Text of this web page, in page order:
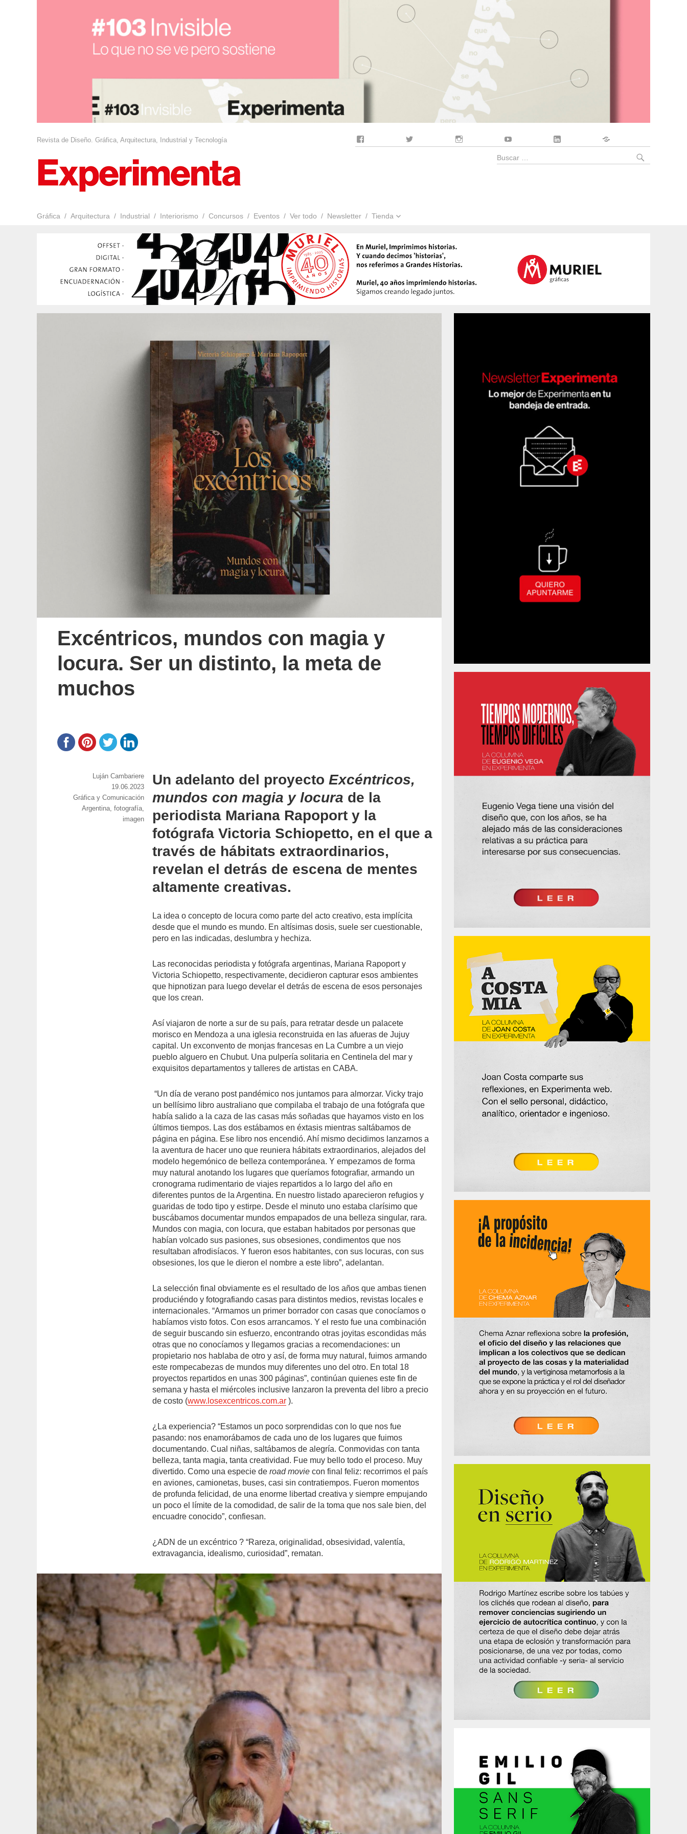
Revista de Diseño. Gráfica, Arquitectura, Industrial y Tecnología
Gráfica Arquitectura Industrial Interiorismo Concursos Eventos Ver todo Newsletter Tienda
Buscar
Excéntricos, mundos con magia y
locura. Ser un distinto, la meta de
muchos
Un adelanto del proyectoExcéntricos,
mundos con magia y locura de la
periodista Mariana Rapoport y la
fotógrafa Victoria Schiopetto, en el que a
través de hábitats extraordinarios,
revelan el detrás de escena de mentes
altamente creativas.
La idea o concepto de locura como parte del acto creativo, esta implícita
desde que el mundo es mundo. En altísimas dosis, suele ser cuestionable,
pero en las indicadas, deslumbra y hechiza.
Las reconocidas periodista y fotógrafa argentinas, Mariana Rapoport y
Victoria Schiopetto, respectivamente, decidieron capturar esos ambientes
que hipnotizan para luego develar el detrás de escena de esos personajes
que los crean.
Así viajaron de norte a sur de su país, para retratar desde un palacete
morisco en Mendoza a una iglesia reconstruida en las afueras de Jujuy
capital. Un exconvento de monjas francesas en La Cumbre a un viejo
pueblo alguero en Chubut. Una pulpería solitaria en Centinela del mar y
exquisitos departamentos y talleres de artistas en CABA.
“Un día de verano post pandémico nos juntamos para almorzar. Vicky trajo
un bellísimo libro australiano que compilaba el trabajo de una fotógrafa que
había salido a la caza de las casas más soñadas que hayamos visto en los
últimos tiempos. Las dos estábamos en éxtasis mientras saltábamos de
página en página. Ese libro nos encendió. Ahí mismo decidimos lanzarnos a
la aventura de hacer uno que reuniera hábitats extraordinarios, alejados del
modelo hegemónico de belleza contemporánea. Y empezamos de forma
muy natural anotando los lugares que queríamos fotografiar, armando un
cronograma rudimentario de viajes repartidos a lo largo del año en
diferentes puntos de la Argentina. En nuestro listado aparecieron refugios y
guaridas de todo tipo y estirpe. Desde el minuto uno estaba clarísimo que
buscábamos documentar mundos empapados de una belleza singular, rara.
Mundos con magia, con locura, que estaban habitados por personas que
habían volcado sus pasiones, sus obsesiones, condimentos que nos
resultaban afrodisíacos. Y fueron esos habitantes, con sus locuras, con sus
obsesiones, los que le dieron el nombre a este libro”, adelantan.
La selección final obviamente es el resultado de los años que ambas tienen
produciéndo y fotografiando casas para distintos medios, revistas locales e
internacionales. “Armamos un primer borrador con casas que conocíamos o
habíamos visto fotos. Con esos arrancamos. Y el resto fue una combinación
de seguir buscando sin esfuerzo, encontrando otras joyitas escondidas más
otras que no conocíamos y llegamos gracias a recomendaciones: un
propietario nos hablaba de otro y así, de forma muy natural, fuimos armando
este rompecabezas de mundos muy diferentes uno del otro. En total 18
proyectos repartidos en unas 300 páginas”, continúan quienes este fin de
semana y hasta el miércoles inclusive lanzaron la preventa del libro a precio
de costo (www.losexcentricos.com.ar ).
¿La experiencia? “Estamos un poco sorprendidas con lo que nos fue
pasando: nos enamorábamos de cada uno de los lugares que fuimos
documentando. Cual niñas, saltábamos de alegría. Conmovidas con tanta
belleza, tanta magia, tanta creatividad. Fue muy bello todo el proceso. Muy
divertido. Como una especie deroad movie con final feliz: recorrimos el país
en aviones, camionetas, buses, casi sin contratiempos. Fueron momentos
de profunda felicidad, de una enorme libertad creativa y siempre empujando
un poco el límite de la comodidad, de salir de la toma que nos sale bien, del
encuadre conocido”, confiesan.
¿ADN de un excéntrico ? “Rareza, originalidad, obsesividad, valentía,
extravagancia, idealismo, curiosidad”, rematan.
https://www.experimenta.es/author/lujan-
cambariere/
Luján Cambariere
Publicado
el
19.06.2023
Categorías
Gráfica y Comunicación
Etiquetas
Argentina,fotografía,
imagen